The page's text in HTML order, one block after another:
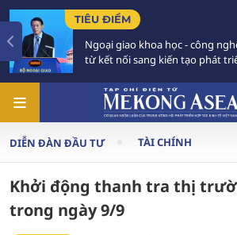
ĐIỂM
giao khoa học - công nghệ phải chuyển
kết nối sang kiến tạo phát triển
DIỄN ĐÀN ĐẦU TƯ TÀI CHÍNH
Khởi động thanh tra thị
trong ngày 9/9